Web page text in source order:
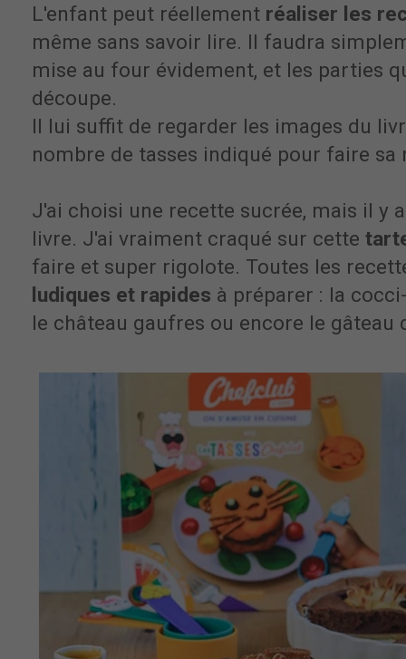
L'enfant peut réellement réaliser les
même sans savoir lire. Il faudra
mise au four évidement, et les parties
découpe.
Il lui suffit de regarder les images du
nombre de tasses indiqué pour faire sa
J'ai choisi une recette sucrée, mais il y
livre. J'ai vraiment craqué sur cette
faire et super rigolote. Toutes les
ludiques et rapides à préparer : la
le château gaufres ou encore le gâteau